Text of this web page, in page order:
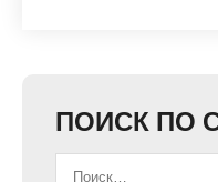
ПОИСК ПО